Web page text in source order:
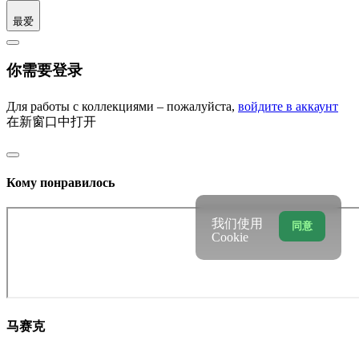
最爱
你需要登录
Для работы с коллекциями – пожалуйста, войдите в аккаунт
在新窗口中打开
Кому понравилось
马赛克
同意
我们使用
Cookie